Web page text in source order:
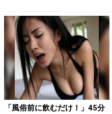
「風俗前に飲むだけ！」45分